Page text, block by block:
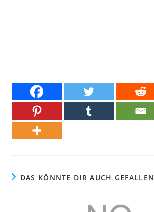
DAS KÖNNTE DIR AUCH GEFALLEN